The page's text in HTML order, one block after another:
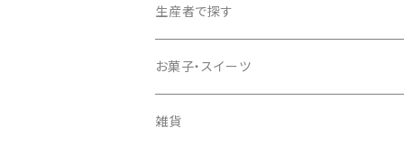
特上煎茶／煎茶
かぶせ茶
ほうじ茶
生産者で探す
石田長栄堂
いづみ福祉会
お菓子・スイーツ
雑貨